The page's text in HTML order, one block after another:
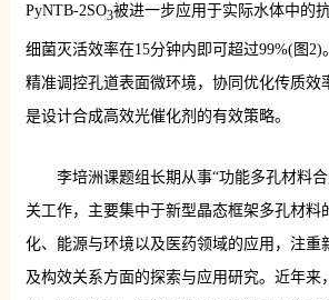
PyNTB-2SO3被进一步应用于实际水体中的
细菌灭活效率在15分钟内即可超过99%(图2)
精准调控孔道表面微环境，协同优化传质效
是设计合成高效光催化剂的有效策略。
李培洲课题组长期从事“功能多孔材料
关工作，主要集中于新型晶态框架多孔材料
化、能源与环境以及医药领域的应用，注重
及构效关系方面的探索与应用研究。近年来